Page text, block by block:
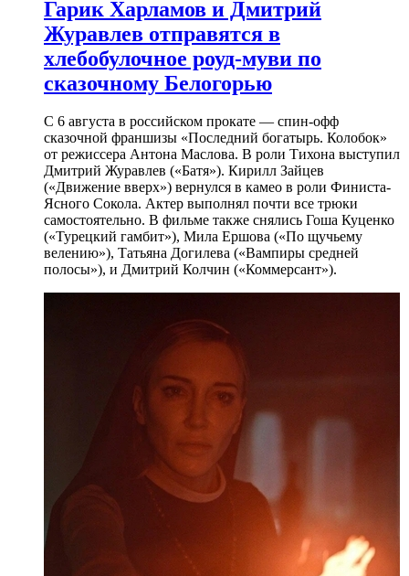
Гарик Харламов и Дмитрий
Журавлев отправятся в
хлебобулочное роуд-муви по
сказочному Белогорью
С 6 августа в российском прокате — спин-офф
сказочной франшизы «Последний богатырь. Колобок»
от режиссера Антона Маслова. В роли Тихона выступил
Дмитрий Журавлев («Батя»). Кирилл Зайцев
(«Движение вверх») вернулся в камео в роли Финиста-
Ясного Сокола. Актер выполнял почти все трюки
самостоятельно. В фильме также снялись Гоша Куценко
(«Турецкий гамбит»), Мила Ершова («По щучьему
велению»), Татьяна Догилева («Вампиры средней
полосы»), и Дмитрий Колчин («Коммерсант»).